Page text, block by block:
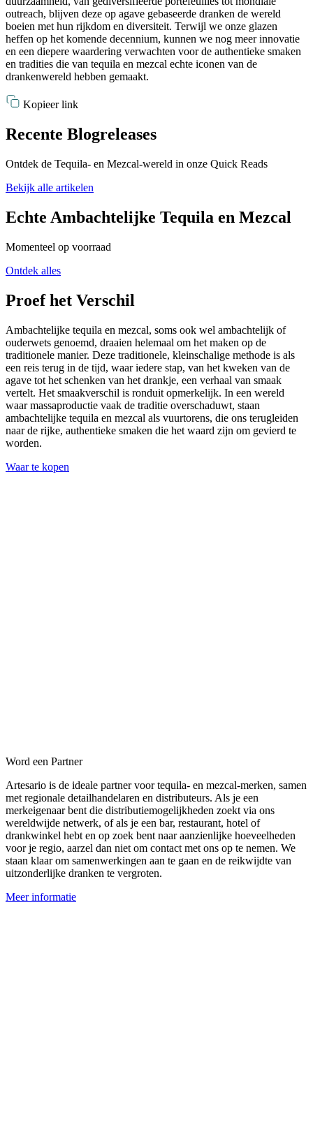
outreach, blijven deze op agave gebaseerde dranken de wereld
boeien met hun rijkdom en diversiteit. Terwijl we onze glazen
heffen op het komende decennium, kunnen we nog meer innovatie
en een diepere waardering verwachten voor de authentieke smaken
en tradities die van tequila en mezcal echte iconen van de
drankenwereld hebben gemaakt.
Kopieer link
Recente Blogreleases
Ontdek de Tequila- en Mezcal-wereld in onze Quick Reads
Bekijk alle artikelen
Echte Ambachtelijke Tequila en Mezcal
Momenteel op voorraad
Ontdek alles
Proef het Verschil
Ambachtelijke tequila en mezcal, soms ook wel ambachtelijk of
ouderwets genoemd, draaien helemaal om het maken op de
traditionele manier. Deze traditionele, kleinschalige methode is als
een reis terug in de tijd, waar iedere stap, van het kweken van de
agave tot het schenken van het drankje, een verhaal van smaak
vertelt. Het smaakverschil is ronduit opmerkelijk. In een wereld
waar massaproductie vaak de traditie overschaduwt, staan
ambachtelijke tequila en mezcal als vuurtorens, die ons terugleiden
naar de rijke, authentieke smaken die het waard zijn om gevierd te
worden.
Waar te kopen
Word een Partner
Artesario is de ideale partner voor tequila- en mezcal-merken, samen
met regionale detailhandelaren en distributeurs. Als je een
merkeigenaar bent die distributiemogelijkheden zoekt via ons
wereldwijde netwerk, of als je een bar, restaurant, hotel of
drankwinkel hebt en op zoek bent naar aanzienlijke hoeveelheden
voor je regio, aarzel dan niet om contact met ons op te nemen. We
staan klaar om samenwerkingen aan te gaan en de reikwijdte van
uitzonderlijke dranken te vergroten.
Meer informatie